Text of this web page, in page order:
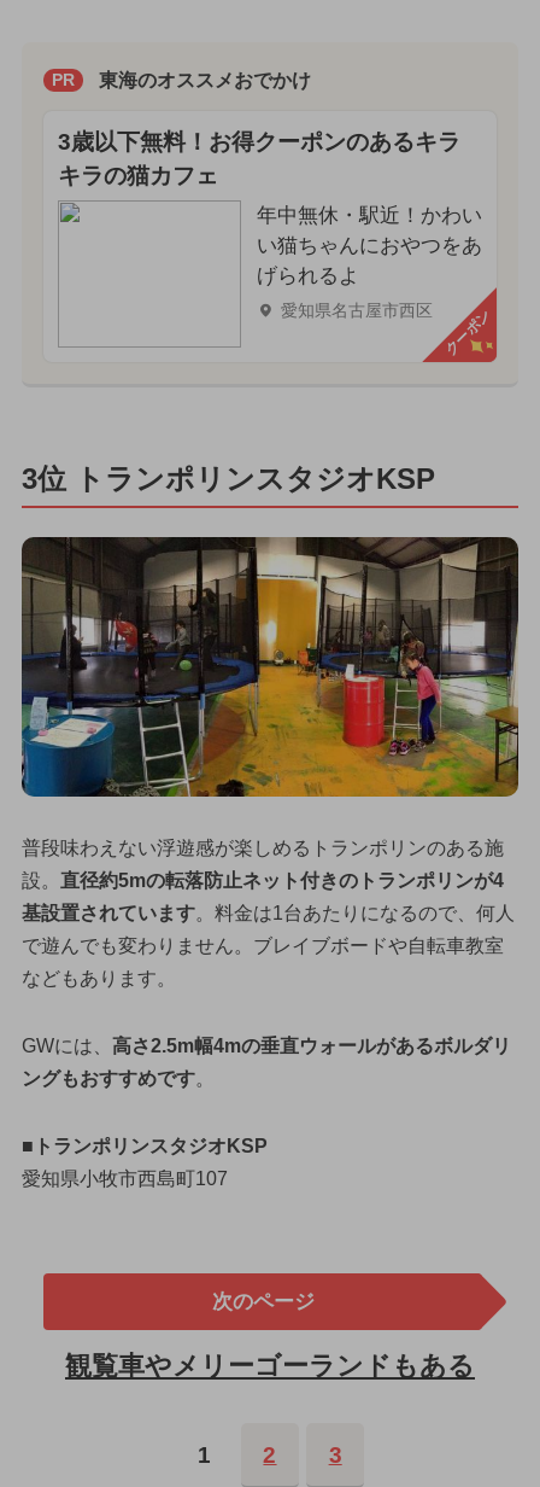
PR 東海のオススメおでかけ
3歳以下無料！お得クーポンのあるキラ
キラの猫カフェ
年中無休・駅近！かわい
い猫ちゃんにおやつをあ
げられるよ
愛知県名古屋市西区 クーポン
3位 トランポリンスタジオKSP
普段味わえない浮遊感が楽しめるトランポリンのある施
設。 直径約5mの転落防止ネット付きのトランポリンが4
基設置されています。料金は1台あたりになるので、何人
で遊んでも変わりません。ブレイブボードや自転車教室
などもあります。
GWには、 高さ2.5m幅4mの垂直ウォールがあるボルダリ
ングもおすすめです。
■トランポリンスタジオKSP
愛知県小牧市西島町107
次のページ
観覧車やメリーゴーランドもある
1 2 3